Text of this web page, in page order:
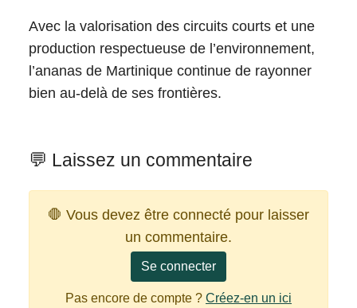
Avec la valorisation des circuits courts et une
production respectueuse de l’environnement,
l’ananas de Martinique continue de rayonner
bien au-delà de ses frontières.
💬 Laissez un commentaire
🛑 Vous devez être connecté pour laisser
un commentaire.
Se connecter
Pas encore de compte ? Créez-en un ici